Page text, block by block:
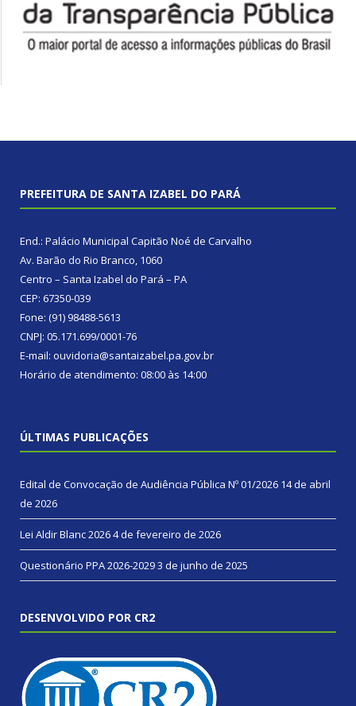
PREFEITURA DE SANTA IZABEL DO PARÁ
End.: Palácio Municipal Capitão Noé de Carvalho
Av. Barão do Rio Branco, 1060
Centro – Santa Izabel do Pará – PA
CEP: 67350-039
Fone: (91) 98488-5613
CNPJ: 05.171.699/0001-76
E-mail: ouvidoria@santaizabel.pa.gov.br
Horário de atendimento: 08:00 às 14:00
ÚLTIMAS PUBLICAÇÕES
Edital de Convocação de Audiência Pública Nº 01/2026 14 de abril
de 2026
Lei Aldir Blanc 20264 de fevereiro de 2026
Questionário PPA 2026-20293 de junho de 2025
DESENVOLVIDO POR CR2